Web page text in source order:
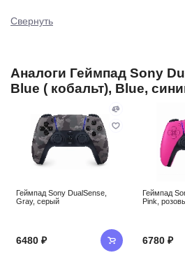
Свернуть
Аналоги Геймпад Sony
Blue ( кобальт), Blue,
Геймпад Sony DualSense,
Gray, серый
6480 ₽
Геймпад
Pink,
6780 ₽